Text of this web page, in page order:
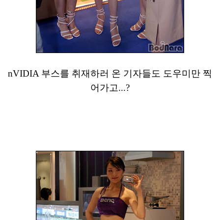
nVIDIA 부스를 취재하러 온 기자들도 도우미만 찍
어가고...?